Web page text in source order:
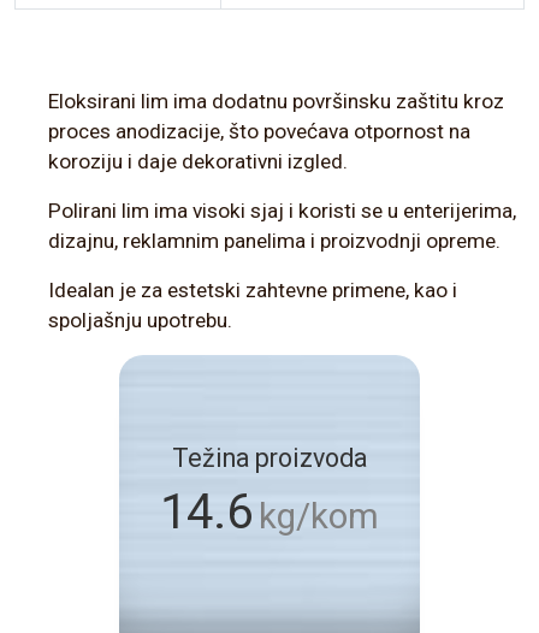
Eloksirani lim ima dodatnu površinsku zaštitu kroz
proces anodizacije, što povećava otpornost na
koroziju i daje dekorativni izgled.
Polirani lim ima visoki sjaj i koristi se u enterijerima,
dizajnu, reklamnim panelima i proizvodnji opreme.
Idealan je za estetski zahtevne primene, kao i
spoljašnju upotrebu.
Težina proizvoda
14.6 kg/kom